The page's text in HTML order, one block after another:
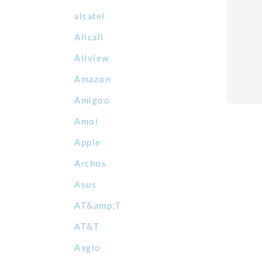
alcatel
Allcall
Allview
Amazon
Amigoo
Amoi
Apple
Archos
Asus
AT&amp;T
AT&T
Axgio